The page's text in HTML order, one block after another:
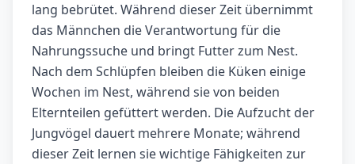
lang bebrütet. Während dieser Zeit übernimmt
das Männchen die Verantwortung für die
Nahrungssuche und bringt Futter zum Nest.
Nach dem Schlüpfen bleiben die Küken einige
Wochen im Nest, während sie von beiden
Elternteilen gefüttert werden. Die Aufzucht der
Jungvögel dauert mehrere Monate; während
dieser Zeit lernen sie wichtige Fähigkeiten zur